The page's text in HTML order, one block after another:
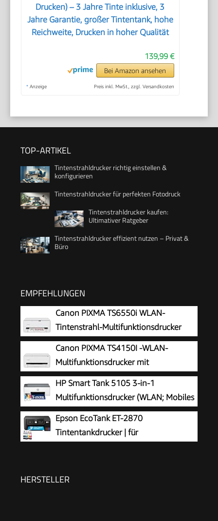
Drucken) – 3 Jahre Tinte inklusive, 3
Jahre Garantie, großer Tintentank, hohe
Reichweite, Drucken in hoher Qualität
139,99 €
Bei Amazon ansehen
* Anzeige Preis inkl. MwSt., zzgl. Versandkosten
TOP-ARTIKEL
Tintenstrahldrucker richtig einstellen &
konfigurieren
Tintenstrahldrucker für perfekten Fotodruck
Tintenstrahldrucker kaufen:
Ultimativer Ratgeber
Tintenstrahldrucker effizient nutzen – Privat &
Büro
EMPFEHLUNGEN
Canon PIXMA TS6550i WLAN-
Tintenstrahl-Multifunktionsdrucker
Canon PIXMA TS4150I -WLAN-
Multifunktionsdrucker mit
Papierkassette und Frontbedienung &
Duplexdruck | Kabelloses Drucken vom
Smartphone leicht gemacht PIXMA Print Plan
kompatibel
HP Smart Tank 5105 3-in-1
Multifunktionsdrucker (WLAN; Mobiles
Drucken) – 3 Jahre Tinte inklusive, 3
Jahre Garantie, großer Tintentank, hohe
Reichweite, Drucken in hoher Qualität
Epson EcoTank ET-2870
Tintentankdrucker | für
Display | inkl. Tinte für bis zu 3 Jahre
HERSTELLER